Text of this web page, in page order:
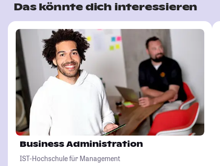
Das könnte dich interessieren
Business Administration
IST-Hochschule für Management